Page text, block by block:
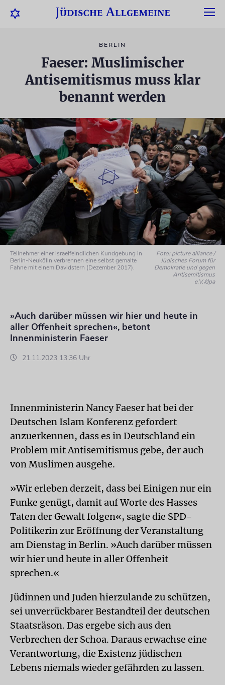
BERLIN
Faeser: Muslimischer
Antisemitismus muss klar
benannt werden
Teilnehmer einer israelfeindlichen Kundgebung in
Berlin-Neukölln verbrennen eine selbst gemalte
Fahne mit einem Davidstern (Dezember 2017).
Foto: picture alliance /
Jüdisches Forum für
Demokratie und gegen
Antisemitismus
e.V./dpa
»Auch darüber müssen wir hier und heute in
aller Offenheit sprechen«, betont
Innenministerin Faeser
21.11.2023 13:36 Uhr
Innenministerin Nancy Faeser hat bei der
Deutschen Islam Konferenz gefordert
anzuerkennen, dass es in Deutschland ein
Problem mit Antisemitismus gebe, der auch
von Muslimen ausgehe.
»Wir erleben derzeit, dass bei Einigen nur ein
Funke genügt, damit auf Worte des Hasses
Taten der Gewalt folgen«, sagte die SPD-
Politikerin zur Eröffnung der Veranstaltung
am Dienstag in Berlin. »Auch darüber müssen
wir hier und heute in aller Offenheit
sprechen.«
Jüdinnen und Juden hierzulande zu schützen,
sei unverrückbarer Bestandteil der deutschen
Staatsräson. Das ergebe sich aus den
Verbrechen der Schoa. Daraus erwachse eine
Verantwortung, die Existenz jüdischen
Lebens niemals wieder gefährden zu lassen.